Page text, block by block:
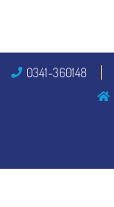
0341-360148